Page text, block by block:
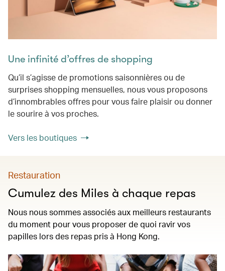
Une infinité d’offres de shopping
Qu’il s’agisse de promotions saisonnières ou de
surprises shopping mensuelles, nous vous proposons
d’innombrables offres pour vous faire plaisir ou donner
le sourire à vos proches.
Vers les boutiques
Restauration
Cumulez des Miles à chaque repas
Nous nous sommes associés aux meilleurs restaurants
du moment pour vous proposer de quoi ravir vos
papilles lors des repas pris à Hong Kong.